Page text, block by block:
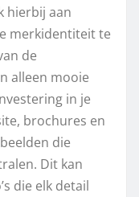
hierbij aan
merkidentiteit te
de
alleen mooie
in je
brochures en
die
Dit kan
die elk detail